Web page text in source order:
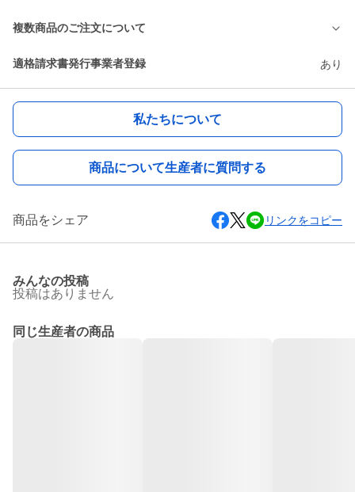
複数商品のご注文について
適格請求書発行事業者登録 あり
私たちについて
商品について生産者に質問する
商品をシェア リンクをコピー
みんなの投稿
投稿はありません
同じ生産者の商品